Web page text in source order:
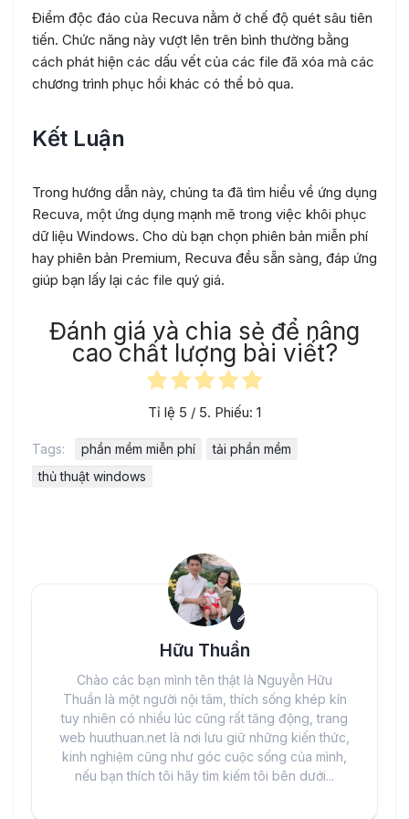
Điểm độc đáo của Recuva nằm ở chế độ quét sâu tiên
tiến. Chức năng này vượt lên trên bình thường bằng
cách phát hiện các dấu vết của các file đã xóa mà các
chương trình phục hồi khác có thể bỏ qua.
Kết Luận
Trong hướng dẫn này, chúng ta đã tìm hiểu về ứng dụng
Recuva, một ứng dụng mạnh mẽ trong việc khôi phục
dữ liệu Windows. Cho dù bạn chọn phiên bản miễn phí
hay phiên bản Premium, Recuva đều sẵn sàng, đáp ứng
giúp bạn lấy lại các file quý giá.
Đánh giá và chia sẻ để nâng
cao chất lượng bài viết?
Tỉ lệ 5 / 5. Phiếu: 1
Tags: phần mềm miễn phí
tải phần mềm
thủ thuật windows
Hữu Thuần
Chào các bạn mình tên thật là Nguyễn Hữu
Thuần là một người nội tâm, thích sống khép kín
tuy nhiên có nhiều lúc cũng rất tăng động, trang
web huuthuan.net là nơi lưu giữ những kiến thức,
kinh nghiệm cũng như góc cuộc sống của mình,
nếu bạn thích tôi hãy tìm kiếm tôi bên dưới...